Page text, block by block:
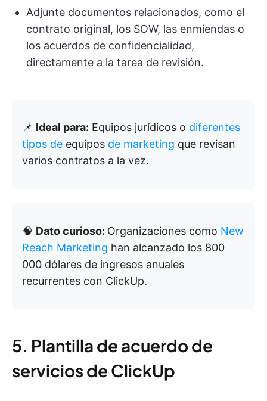
Adjunte documentos relacionados, como el
contrato original, los SOW, las enmiendas o
los acuerdos de confidencialidad,
directamente a la tarea de revisión.
📌 Ideal para: Equipos jurídicos o diferentes
tipos de equipos de marketing que revisan
varios contratos a la vez.
🧠 Dato curioso: Organizaciones como New
Reach Marketing han alcanzado los 800
000 dólares de ingresos anuales
recurrentes con ClickUp.
5. Plantilla de acuerdo de
servicios de ClickUp